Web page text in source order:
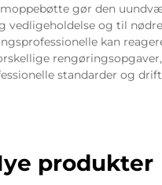
gør den
vedligeholdelse og til
kan
standarder og
produkter